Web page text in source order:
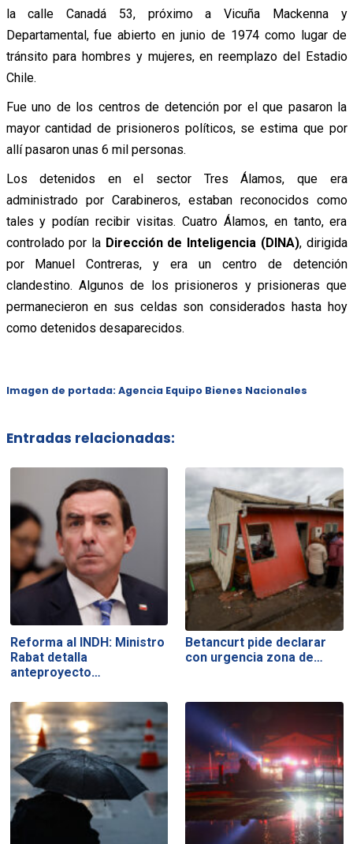
la calle Canadá 53, próximo a Vicuña Mackenna y
Departamental, fue abierto en junio de 1974 como lugar de
tránsito para hombres y mujeres, en reemplazo del Estadio
Chile.
Fue uno de los centros de detención por el que pasaron la
mayor cantidad de prisioneros políticos, se estima que por
allí pasaron unas 6 mil personas.
Los detenidos en el sector Tres Álamos, que era
administrado por Carabineros, estaban reconocidos como
tales y podían recibir visitas. Cuatro Álamos, en tanto, era
controlado por la Dirección de Inteligencia (DINA), dirigida
por Manuel Contreras, y era un centro de detención
clandestino. Algunos de los prisioneros y prisioneras que
permanecieron en sus celdas son considerados hasta hoy
como detenidos desaparecidos.
Imagen de portada: Agencia Equipo Bienes Nacionales
Entradas relacionadas:
Reforma al INDH: Ministro
Rabat detalla
anteproyecto…
Betancurt pide declarar
con urgencia zona de…